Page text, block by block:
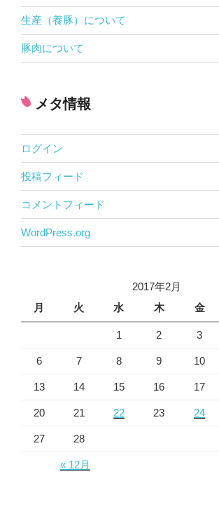
生産（養豚）について
豚肉について
メタ情報
ログイン
投稿フィード
コメントフィード
WordPress.org
2017年2月
月
火 水 木 金
1 2 3
6 7 8 9 10
13 14 15 16 17
20 21 22 23 24
27 28
« 12月